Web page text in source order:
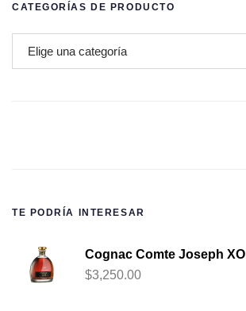
CATEGORÍAS DE PRODUCTO
TE PODRÍA INTERESAR
Cognac Comte Joseph XO
$3,250.00